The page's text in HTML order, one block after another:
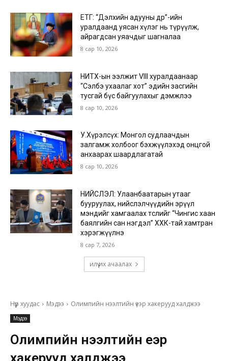
ЕТГ: “Дэлхийн адууны өдөр”-ийн
уралдаанд уясан хүлэг нь түрүүлж,
айрагдсан уяачдыг шагналаа
8 сар 10, 2026
НИТХ-ын ээлжит VIII хуралдаанаар
“Сэлбэ ухаалаг хот” эдийн засгийн
тусгай бүс байгуулахыг дэмжлээ
8 сар 10, 2026
У.Хүрэлсүх: Монгол судлаачдын
залгамж холбоог бэхжүүлэхэд онцгой
анхаарах шаардлагатай
8 сар 10, 2026
НИЙСЛЭЛ: Улаанбаатарын утааг
бууруулах, нийслэлчүүдийн эрүүл
мэндийг хамгаалах төслийг “Чингис хаан
баялгийн сан нэгдэл” ХХК-тай хамтран
хэрэгжүүлнэ
8 сар 7, 2026
илүү их ачаалах